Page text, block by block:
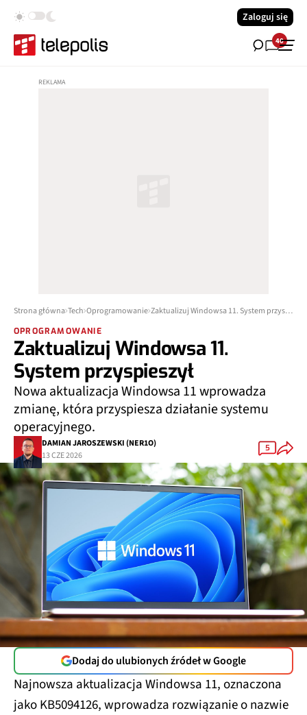
Zaloguj się
40
Strona główna Tech Oprogramowanie Zaktualizuj Windowsa 11. System przyspieszył
OPROGRAMOWANIE
Zaktualizuj Windowsa 11.
System przyspieszył
Nowa aktualizacja Windowsa 11 wprowadza
zmianę, która przyspiesza działanie systemu
operacyjnego.
DAMIAN JAROSZEWSKI (NER1O)
13 CZE 2026
5
Dodaj do ulubionych źródeł w Google
Najnowsza aktualizacja Windowsa 11, oznaczona
jako KB5094126, wprowadza rozwiązanie o nazwie